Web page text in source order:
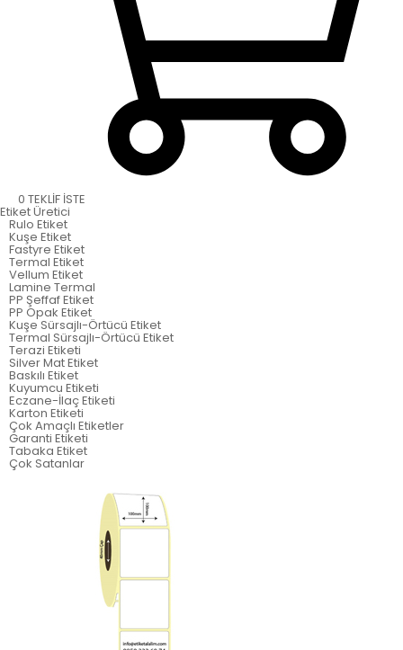
0 TEKLİF İSTE
EtiketÜretici
Rulo Etiket
Kuşe Etiket
Fastyre Etiket
Termal Etiket
Vellum Etiket
Lamine Termal
PP Şeffaf Etiket
PP Opak Etiket
Kuşe Sürsajlı-Örtücü Etiket
Termal Sürsajlı-Örtücü Etiket
Terazi Etiketi
Silver Mat Etiket
Baskılı Etiket
Kuyumcu Etiketi
Eczane-İlaç Etiketi
Karton Etiketi
Çok Amaçlı Etiketler
Garanti Etiketi
Tabaka Etiket
Çok Satanlar